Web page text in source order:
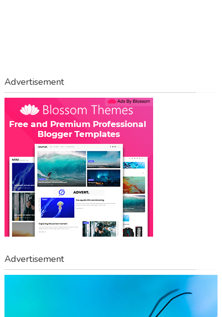
Advertisement
Advertisement